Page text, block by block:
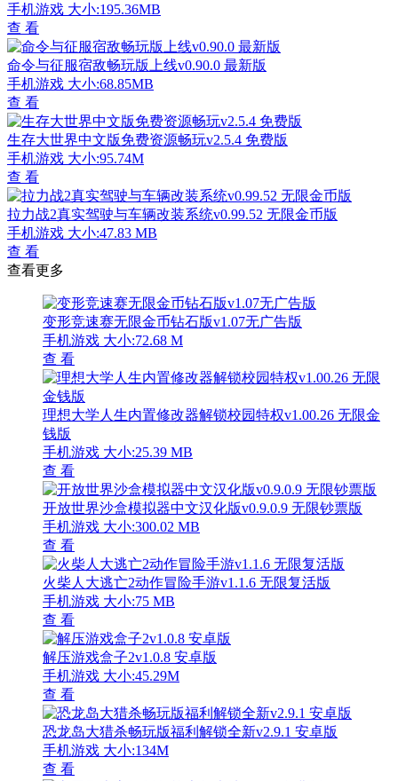
手机游戏 大小:195.36MB
查 看
命令与征服宿敌畅玩版上线v0.90.0 最新版
手机游戏 大小:68.85MB
查 看
生存大世界中文版免费资源畅玩v2.5.4 免费版
手机游戏 大小:95.74M
查 看
拉力战2真实驾驶与车辆改装系统v0.99.52 无限金币版
手机游戏 大小:47.83 MB
查 看
查看更多
变形竞速赛无限金币钻石版v1.07无广告版
手机游戏 大小:72.68 M
查 看
理想大学人生内置修改器解锁校园特权v1.00.26 无限金
钱版
手机游戏 大小:25.39 MB
查 看
开放世界沙盒模拟器中文汉化版v0.9.0.9 无限钞票版
手机游戏 大小:300.02 MB
查 看
火柴人大逃亡2动作冒险手游v1.1.6 无限复活版
手机游戏 大小:75 MB
查 看
解压游戏盒子2v1.0.8 安卓版
手机游戏 大小:45.29M
查 看
恐龙岛大猎杀畅玩版福利解锁全新v2.9.1 安卓版
手机游戏 大小:134M
查 看